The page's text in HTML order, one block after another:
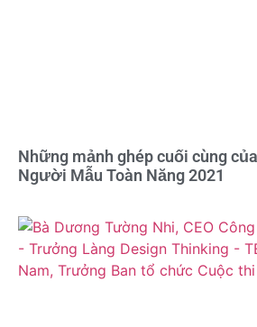
Những mảnh ghép cuối cùng
Người Mẫu Toàn Năng 2021